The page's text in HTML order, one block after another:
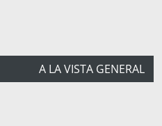
A LA VISTA GENERAL